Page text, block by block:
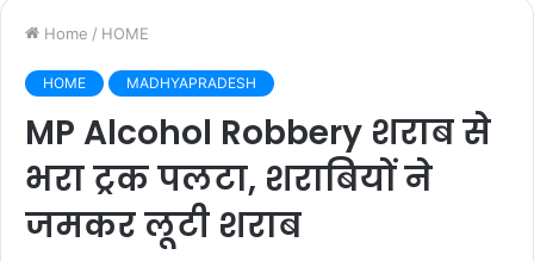
Home / HOME
HOME MADHYAPRADESH
MP Alcohol Robbery शराब से
भरा ट्रक पलटा, शराबियों ने
जमकर लूटी शराब